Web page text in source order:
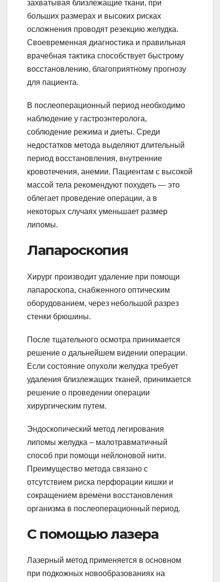
захватывая близлежащие ткани, при
больших размерах и высоких рисках
осложнения проводят резекцию желудка.
Своевременная диагностика и правильная
врачебная тактика способствует быстрому
восстановлению, благоприятному прогнозу
для пациента.
В послеоперационный период необходимо
наблюдение у гастроэнтеролога,
соблюдение режима и диеты. Среди
недостатков метода выделяют длительный
период восстановления, внутренние
кровотечения, анемии. Пациентам с высокой
массой тела рекомендуют похудеть — это
облегает проведение операции, а в
некоторых случаях уменьшает размер
липомы.
Лапароскопия
Хирург производит удаление при помощи
лапароскопа, снабженного оптическим
оборудованием, через небольшой разрез
стенки брюшины.
После тщательного осмотра принимается
решение о дальнейшем видении операции.
Если состояние опухоли желудка требует
удаления близлежащих тканей, принимается
решение о проведении операции
хирургическим путем.
Эндоскопический метод легирования
липомы желудка – малотравматичный
способ при помощи нейлоновой нити.
Преимущество метода связано с
отсутствием риска перфорации кишки и
сокращением времени восстановления
организма в послеоперационный период.
С помощью лазера
Лазерный метод применяется в основном
при подкожных новообразованиях на